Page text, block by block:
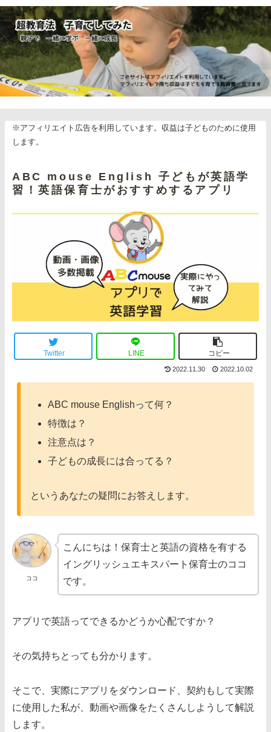
※アフィリエイト広告を利用しています。収益は子どものために使用
します。
ABC mouse English 子どもが英語学
習！英語保育士がおすすめするアプリ
Twitter LINE コピー
2022.11.30 2022.10.02
ABC mouse Englishって何？
特徴は？
注意点は？
子どもの成長には合ってる？
というあなたの疑問にお答えします。
ココ
こんにちは！保育士と英語の資格を有する
イングリッシュエキスパート保育士のココ
です。
アプリで英語ってできるかどうか心配ですか？
その気持ちとっても分かります。
そこで、実際にアプリをダウンロード、契約もして実際
に使用した私が、動画や画像をたくさんしようして解説
します。